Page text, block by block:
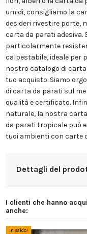
umidi, consigliamo la
desideri rivestire porte,
carta da parati adesiva.
particolarmente
calpestabile, ideale per
nostro catalogo di carta
tuo acquisto. Siamo
di carta da parati sul
qualità e certificato.
naturale, la nostra
da parati tropicale può
tuoi ambienti con carte
Dettagli del
I clienti che hanno
anche:
In saldo!